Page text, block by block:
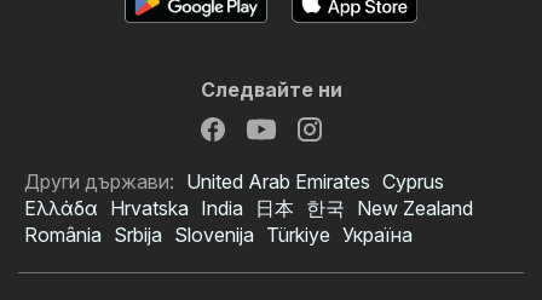
Следвайте ни
Други държави: United Arab Emirates Cyprus
Ελλάδα Hrvatska India 日本 한국 New Zealand
România Srbija Slovenija Türkiye Україна